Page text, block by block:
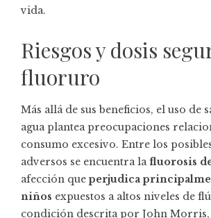
vida.
Riesgos y dosis
fluoruro
Más allá de sus beneficios, el uso de
agua plantea preocupaciones
consumo excesivo. Entre los
adversos se encuentra lafluorosis
afección que perjudica
niños expuestos a altos niveles de
condición descrita por John